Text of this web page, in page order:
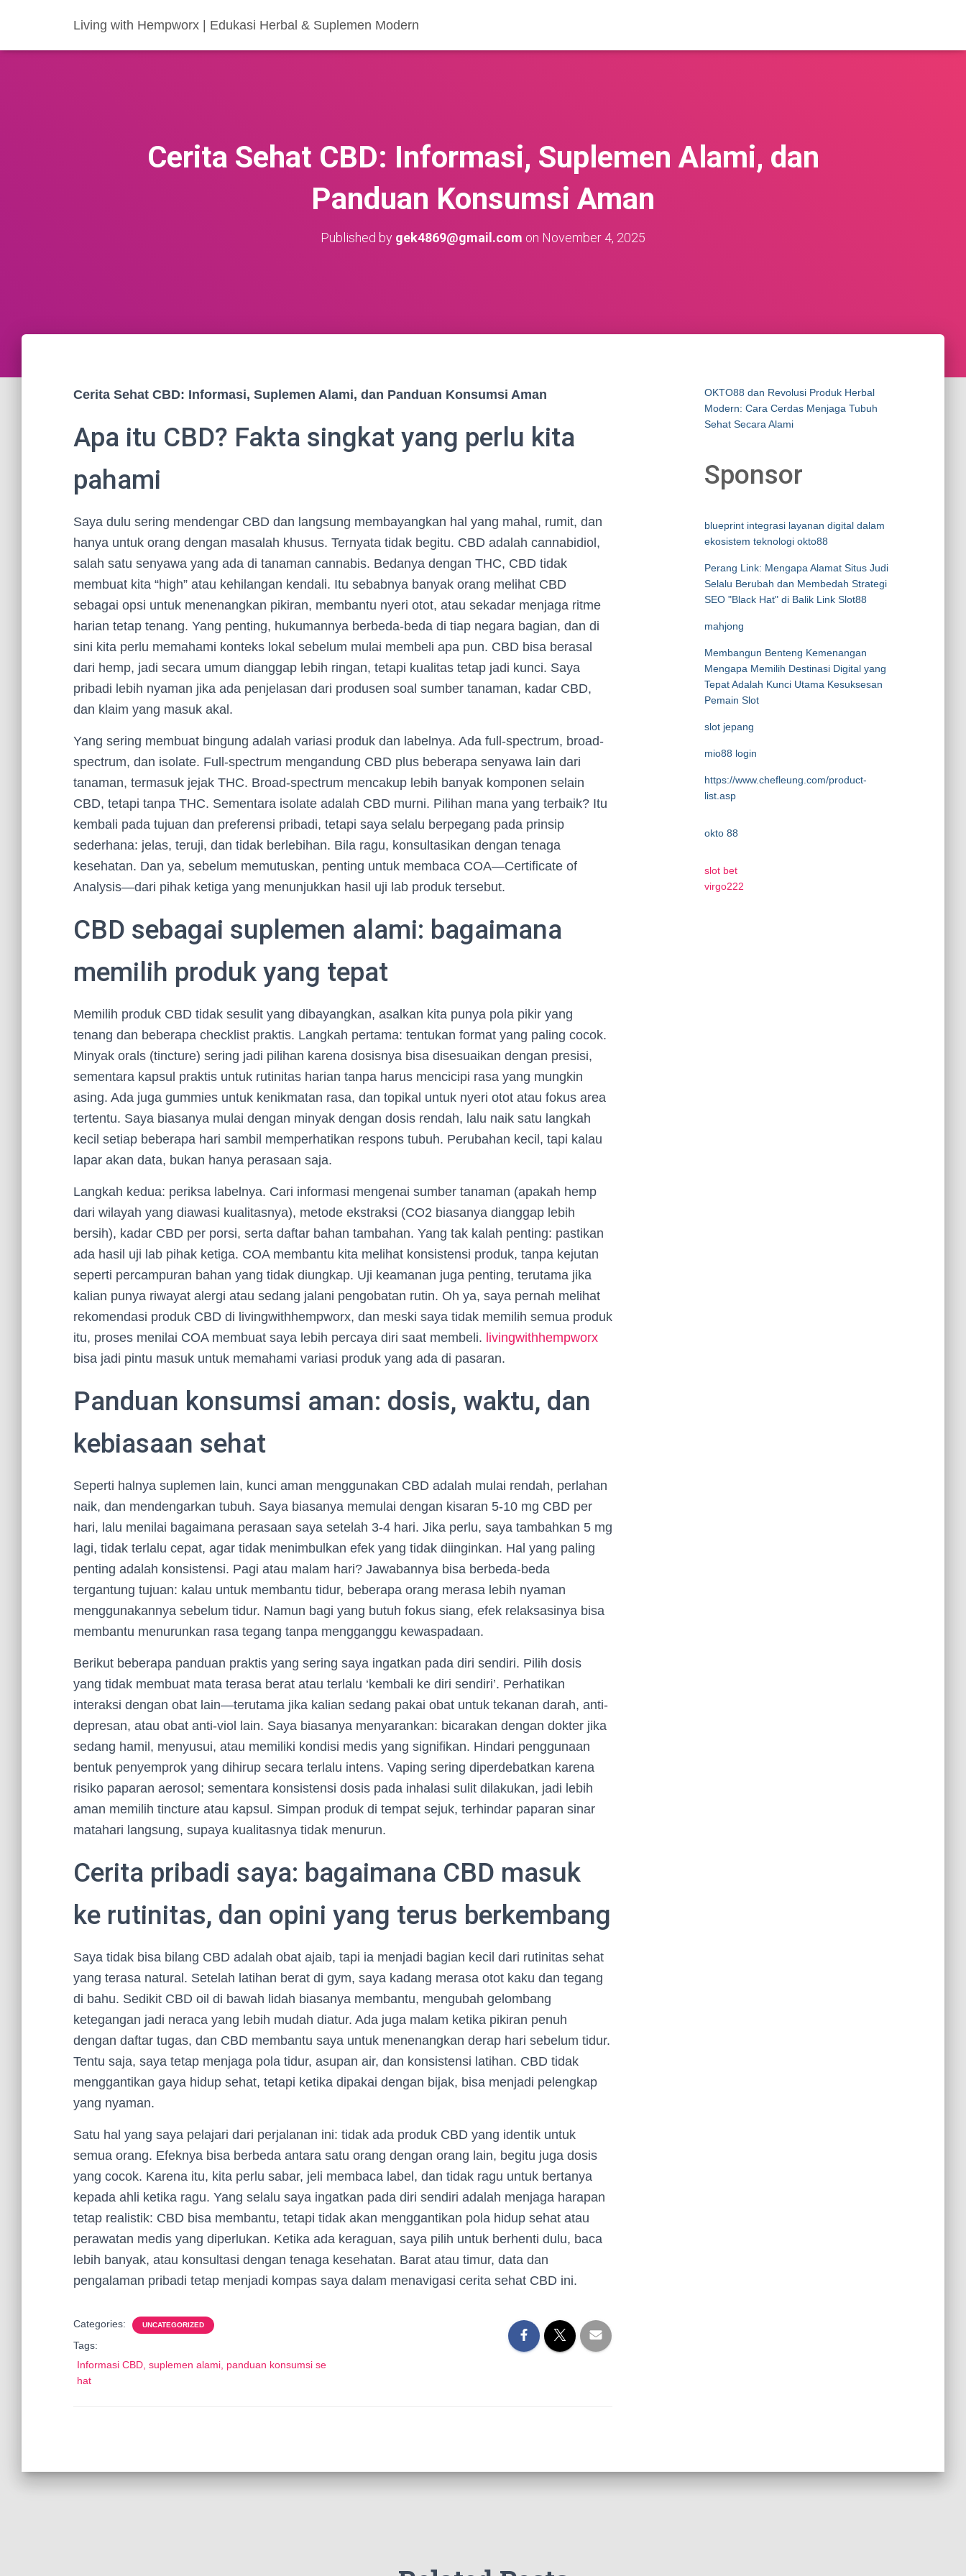
Living with Hempworx | Edukasi Herbal & Suplemen Modern
Cerita Sehat CBD: Informasi, Suplemen Alami, dan
Panduan Konsumsi Aman
Published by gek4869@gmail.com on November 4, 2025
Cerita Sehat CBD: Informasi, Suplemen Alami, dan Panduan Konsumsi Aman
Apa itu CBD? Fakta singkat yang perlu kita
pahami
Saya dulu sering mendengar CBD dan langsung membayangkan hal yang mahal, rumit, dan
hanya untuk orang dengan masalah khusus. Ternyata tidak begitu. CBD adalah cannabidiol,
salah satu senyawa yang ada di tanaman cannabis. Bedanya dengan THC, CBD tidak
membuat kita “high” atau kehilangan kendali. Itu sebabnya banyak orang melihat CBD
sebagai opsi untuk menenangkan pikiran, membantu nyeri otot, atau sekadar menjaga ritme
harian tetap tenang. Yang penting, hukumannya berbeda-beda di tiap negara bagian, dan di
sini kita perlu memahami konteks lokal sebelum mulai membeli apa pun. CBD bisa berasal
dari hemp, jadi secara umum dianggap lebih ringan, tetapi kualitas tetap jadi kunci. Saya
pribadi lebih nyaman jika ada penjelasan dari produsen soal sumber tanaman, kadar CBD,
dan klaim yang masuk akal.
Yang sering membuat bingung adalah variasi produk dan labelnya. Ada full-spectrum, broad-
spectrum, dan isolate. Full-spectrum mengandung CBD plus beberapa senyawa lain dari
tanaman, termasuk jejak THC. Broad-spectrum mencakup lebih banyak komponen selain
CBD, tetapi tanpa THC. Sementara isolate adalah CBD murni. Pilihan mana yang terbaik? Itu
kembali pada tujuan dan preferensi pribadi, tetapi saya selalu berpegang pada prinsip
sederhana: jelas, teruji, dan tidak berlebihan. Bila ragu, konsultasikan dengan tenaga
kesehatan. Dan ya, sebelum memutuskan, penting untuk membaca COA—Certificate of
Analysis—dari pihak ketiga yang menunjukkan hasil uji lab produk tersebut.
CBD sebagai suplemen alami: bagaimana
memilih produk yang tepat
Memilih produk CBD tidak sesulit yang dibayangkan, asalkan kita punya pola pikir yang
tenang dan beberapa checklist praktis. Langkah pertama: tentukan format yang paling cocok.
Minyak orals (tincture) sering jadi pilihan karena dosisnya bisa disesuaikan dengan presisi,
sementara kapsul praktis untuk rutinitas harian tanpa harus mencicipi rasa yang mungkin
asing. Ada juga gummies untuk kenikmatan rasa, dan topikal untuk nyeri otot atau fokus area
tertentu. Saya biasanya mulai dengan minyak dengan dosis rendah, lalu naik satu langkah
kecil setiap beberapa hari sambil memperhatikan respons tubuh. Perubahan kecil, tapi kalau
lapar akan data, bukan hanya perasaan saja.
Langkah kedua: periksa labelnya. Cari informasi mengenai sumber tanaman (apakah hemp
dari wilayah yang diawasi kualitasnya), metode ekstraksi (CO2 biasanya dianggap lebih
bersih), kadar CBD per porsi, serta daftar bahan tambahan. Yang tak kalah penting: pastikan
ada hasil uji lab pihak ketiga. COA membantu kita melihat konsistensi produk, tanpa kejutan
seperti percampuran bahan yang tidak diungkap. Uji keamanan juga penting, terutama jika
kalian punya riwayat alergi atau sedang jalani pengobatan rutin. Oh ya, saya pernah melihat
rekomendasi produk CBD di livingwithhempworx, dan meski saya tidak memilih semua produk
itu, proses menilai COA membuat saya lebih percaya diri saat membeli. livingwithhempworx
bisa jadi pintu masuk untuk memahami variasi produk yang ada di pasaran.
Panduan konsumsi aman: dosis, waktu, dan
kebiasaan sehat
Seperti halnya suplemen lain, kunci aman menggunakan CBD adalah mulai rendah, perlahan
naik, dan mendengarkan tubuh. Saya biasanya memulai dengan kisaran 5-10 mg CBD per
hari, lalu menilai bagaimana perasaan saya setelah 3-4 hari. Jika perlu, saya tambahkan 5 mg
lagi, tidak terlalu cepat, agar tidak menimbulkan efek yang tidak diinginkan. Hal yang paling
penting adalah konsistensi. Pagi atau malam hari? Jawabannya bisa berbeda-beda
tergantung tujuan: kalau untuk membantu tidur, beberapa orang merasa lebih nyaman
menggunakannya sebelum tidur. Namun bagi yang butuh fokus siang, efek relaksasinya bisa
membantu menurunkan rasa tegang tanpa mengganggu kewaspadaan.
Berikut beberapa panduan praktis yang sering saya ingatkan pada diri sendiri. Pilih dosis
yang tidak membuat mata terasa berat atau terlalu ‘kembali ke diri sendiri’. Perhatikan
interaksi dengan obat lain—terutama jika kalian sedang pakai obat untuk tekanan darah, anti-
depresan, atau obat anti-viol lain. Saya biasanya menyarankan: bicarakan dengan dokter jika
sedang hamil, menyusui, atau memiliki kondisi medis yang signifikan. Hindari penggunaan
bentuk penyemprok yang dihirup secara terlalu intens. Vaping sering diperdebatkan karena
risiko paparan aerosol; sementara konsistensi dosis pada inhalasi sulit dilakukan, jadi lebih
aman memilih tincture atau kapsul. Simpan produk di tempat sejuk, terhindar paparan sinar
matahari langsung, supaya kualitasnya tidak menurun.
Cerita pribadi saya: bagaimana CBD masuk
ke rutinitas, dan opini yang terus berkembang
Saya tidak bisa bilang CBD adalah obat ajaib, tapi ia menjadi bagian kecil dari rutinitas sehat
yang terasa natural. Setelah latihan berat di gym, saya kadang merasa otot kaku dan tegang
di bahu. Sedikit CBD oil di bawah lidah biasanya membantu, mengubah gelombang
ketegangan jadi neraca yang lebih mudah diatur. Ada juga malam ketika pikiran penuh
dengan daftar tugas, dan CBD membantu saya untuk menenangkan derap hari sebelum tidur.
Tentu saja, saya tetap menjaga pola tidur, asupan air, dan konsistensi latihan. CBD tidak
menggantikan gaya hidup sehat, tetapi ketika dipakai dengan bijak, bisa menjadi pelengkap
yang nyaman.
Satu hal yang saya pelajari dari perjalanan ini: tidak ada produk CBD yang identik untuk
semua orang. Efeknya bisa berbeda antara satu orang dengan orang lain, begitu juga dosis
yang cocok. Karena itu, kita perlu sabar, jeli membaca label, dan tidak ragu untuk bertanya
kepada ahli ketika ragu. Yang selalu saya ingatkan pada diri sendiri adalah menjaga harapan
tetap realistik: CBD bisa membantu, tetapi tidak akan menggantikan pola hidup sehat atau
perawatan medis yang diperlukan. Ketika ada keraguan, saya pilih untuk berhenti dulu, baca
lebih banyak, atau konsultasi dengan tenaga kesehatan. Barat atau timur, data dan
pengalaman pribadi tetap menjadi kompas saya dalam menavigasi cerita sehat CBD ini.
Categories: UNCATEGORIZED
Tags:
Informasi CBD, suplemen alami, panduan konsumsi se
hat
OKTO88 dan Revolusi Produk Herbal
Modern: Cara Cerdas Menjaga Tubuh
Sehat Secara Alami
Sponsor
blueprint integrasi layanan digital dalam
ekosistem teknologi okto88
Perang Link: Mengapa Alamat Situs Judi
Selalu Berubah dan Membedah Strategi
SEO "Black Hat" di Balik Link Slot88
mahjong
Membangun Benteng Kemenangan
Mengapa Memilih Destinasi Digital yang
Tepat Adalah Kunci Utama Kesuksesan
Pemain Slot
slot jepang
mio88 login
https://www.chefleung.com/product-
list.asp
okto 88
slot bet
virgo222